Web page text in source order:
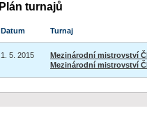
Plán turnajů
Datum Turnaj
1. 5. 2015
Mezinárodní mistrovství
Mezinárodní mistrovství